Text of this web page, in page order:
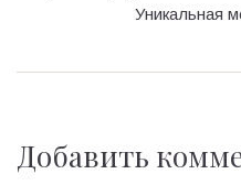
Уникальная
Добавить